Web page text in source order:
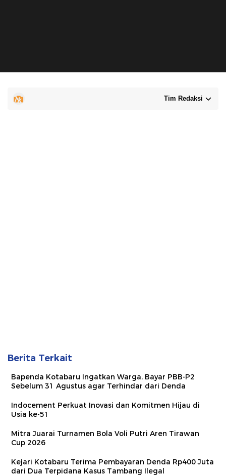
Tim Redaksi
Berita Terkait
Bapenda Kotabaru Ingatkan Warga, Bayar PBB-P2
Sebelum 31 Agustus agar Terhindar dari Denda
Indocement Perkuat Inovasi dan Komitmen Hijau di
Usia ke-51
Mitra Juarai Turnamen Bola Voli Putri Aren Tirawan
Cup 2026
Kejari Kotabaru Terima Pembayaran Denda Rp400 Juta
dari Dua Terpidana Kasus Tambang Ilegal